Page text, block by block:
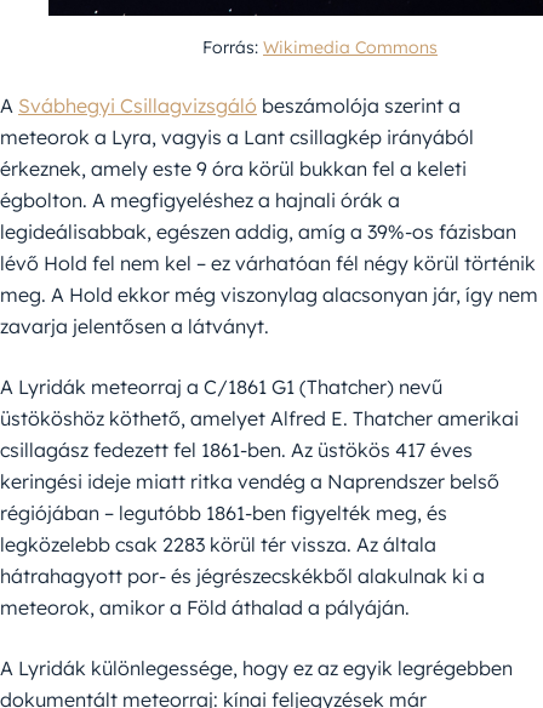
Forrás: Wikimedia Commons
A Svábhegyi Csillagvizsgáló beszámolója szerint a
meteorok a Lyra, vagyis a Lant csillagkép irányából
érkeznek, amely este 9 óra körül bukkan fel a keleti
égbolton. A megfigyeléshez a hajnali órák a
legideálisabbak, egészen addig, amíg a 39%-os fázisban
lévő Hold fel nem kel – ez várhatóan fél négy körül történik
meg. A Hold ekkor még viszonylag alacsonyan jár, így nem
zavarja jelentősen a látványt.
A Lyridák meteorraj a C/1861 G1 (Thatcher) nevű
üstököshöz köthető, amelyet Alfred E. Thatcher amerikai
csillagász fedezett fel 1861-ben. Az üstökös 417 éves
keringési ideje miatt ritka vendég a Naprendszer belső
régiójában – legutóbb 1861-ben figyelték meg, és
legközelebb csak 2283 körül tér vissza. Az általa
hátrahagyott por- és jégrészecskékből alakulnak ki a
meteorok, amikor a Föld áthalad a pályáján.
A Lyridák különlegessége, hogy ez az egyik legrégebben
dokumentált meteorraj: kínai feljegyzések már